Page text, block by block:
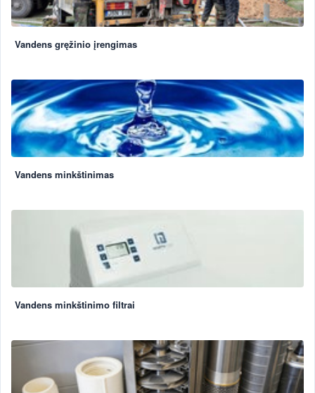
Vandens gręžinio įrengimas
Vandens minkštinimas
Vandens minkštinimo filtrai